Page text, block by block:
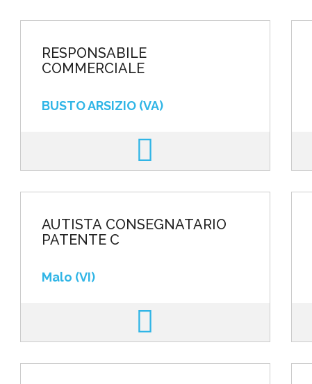
RESPONSABILE
COMMERCIALE
BUSTO ARSIZIO (VA)
AUTISTA CONSEGNATARIO
PATENTE C
Malo (VI)